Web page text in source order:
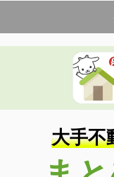
大手不